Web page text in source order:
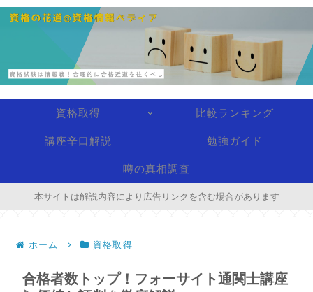
資格取得 比較ランキング
講座辛口解説 勉強ガイド
噂の真相調査
本サイトは解説内容により広告リンクを含む場合があります
ホーム 資格取得
合格者数トップ！フォーサイト通関士講座